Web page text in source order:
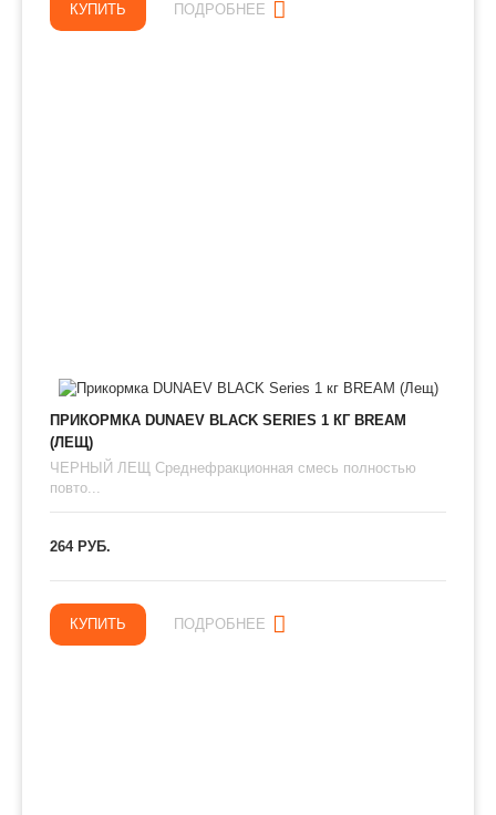
КУПИТЬ ПОДРОБНЕЕ
ПРИКОРМКА DUNAEV BLACK SERIES 1 КГ BREAM
(ЛЕЩ)
ЧЕРНЫЙ ЛЕЩ Среднефракционная смесь полностью
повто...
264 РУБ.
КУПИТЬ ПОДРОБНЕЕ